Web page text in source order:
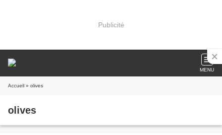
Publicité
MENU
Accueil » olives
olives